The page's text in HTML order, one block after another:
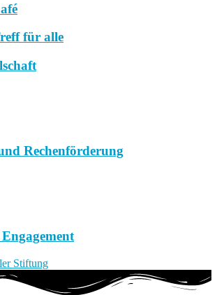
für alle
Rechenförderung